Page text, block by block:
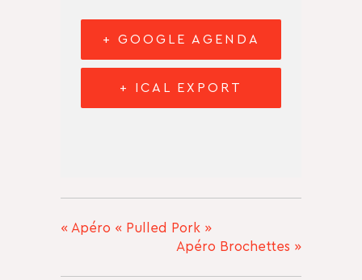
+ GOOGLE AGENDA
+ ICAL EXPORT
« Apéro « Pulled Pork »
Apéro Brochettes »